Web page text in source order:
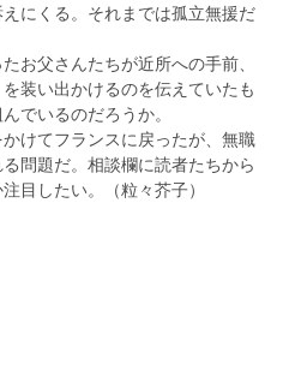
にくる。それまでは孤立無援だ
お父さんたちが近所への手前、
装い出かけるのを伝えていたも
でいるのだろうか。
けてフランスに戻ったが、無職
問題だ。相談欄に読者たちから
目したい。（粒々芥子）